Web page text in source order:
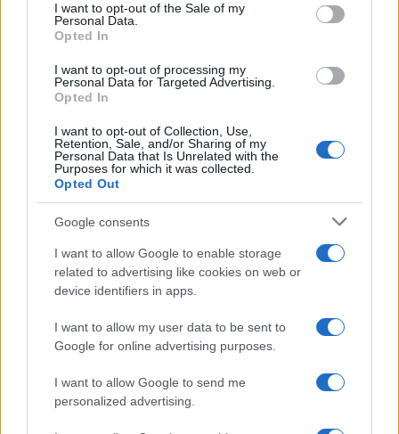
I want to opt-out of the Sale of my
Personal Data.
Opted In
I want to opt-out of processing my
Personal Data for Targeted Advertising.
Opted In
I want to opt-out of Collection, Use,
Retention, Sale, and/or Sharing of my
Personal Data that Is Unrelated with the
Purposes for which it was collected.
Opted Out
Google consents
I want to allow Google to enable storage
related to advertising like cookies on web or
device identifiers in apps.
I want to allow my user data to be sent to
Google for online advertising purposes.
I want to allow Google to send me
personalized advertising.
(contrariamente al vero) riteneva che il dipinto
fosse stato portato in Francia, tra mille altri, da
Napoleone di ritorno da una delle sue campagne
italiane.
Certo di essere incluso nella lunga lista dei
sospettati in quanto frequentatore abituale del
Louvre, nascose il quadro in un incavo
appositamente ricavato sul piano del tavolo di
cucina e ricoperto con un tappetino. Sfuggito alle
grinfie della polizia parigina, che perquisì il suo
abituro senza nulla rinvenire, nel mentre finiva
brevemente in gattabuia un giovane pittore
sospettati si ritrovava anche un poeta di belle
speranze di nome Guillaume e cognome